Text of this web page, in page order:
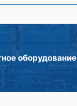
оборудование